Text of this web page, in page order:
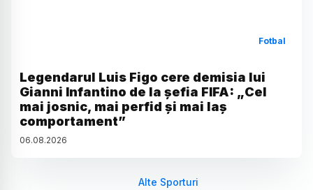
Fotbal
Legendarul Luis Figo cere demisia lui
Gianni Infantino de la șefia FIFA: „Cel
mai josnic, mai perfid și mai laș
comportament”
06.08.2026
Alte Sporturi